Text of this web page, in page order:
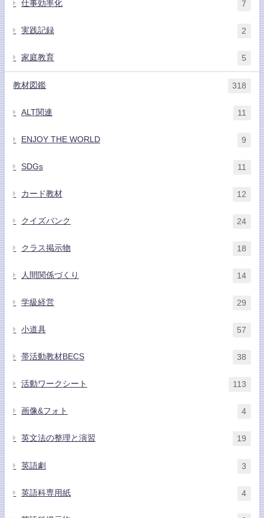
仕事効率化 7
実践記録 2
家庭教育 5
教材図鑑 318
ALT関連 11
ENJOY THE WORLD 9
SDGs 11
カード教材 12
クイズバンク 24
クラス掲示物 18
人間関係づくり 14
学級経営 29
小道具 57
帯活動教材BECS 38
活動ワークシート 113
画像&フォト 4
英文法の整理と演習 19
英語劇 3
英語科専用紙 4